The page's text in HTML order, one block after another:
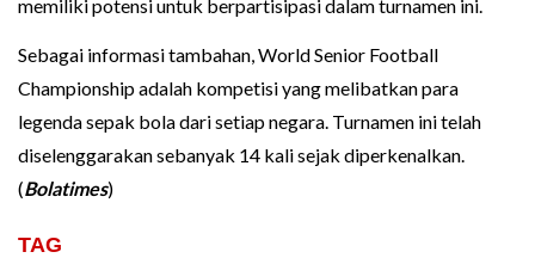
memiliki potensi untuk berpartisipasi dalam turnamen ini.
Sebagai informasi tambahan, World Senior Football
Championship adalah kompetisi yang melibatkan para
legenda sepak bola dari setiap negara. Turnamen ini telah
diselenggarakan sebanyak 14 kali sejak diperkenalkan.
(Bolatimes)
TAG